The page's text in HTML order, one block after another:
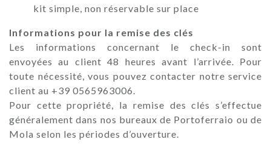
kit simple, non réservable sur place
Informations pour la remise des clés
Les informations concernant le check-in sont
envoyées au client 48 heures avant l’arrivée. Pour
toute nécessité, vous pouvez contacter notre service
client au +39 0565963006.
Pour cette propriété, la remise des clés s’effectue
généralement dans nos bureaux de Portoferraio ou de
Mola selon les périodes d’ouverture.